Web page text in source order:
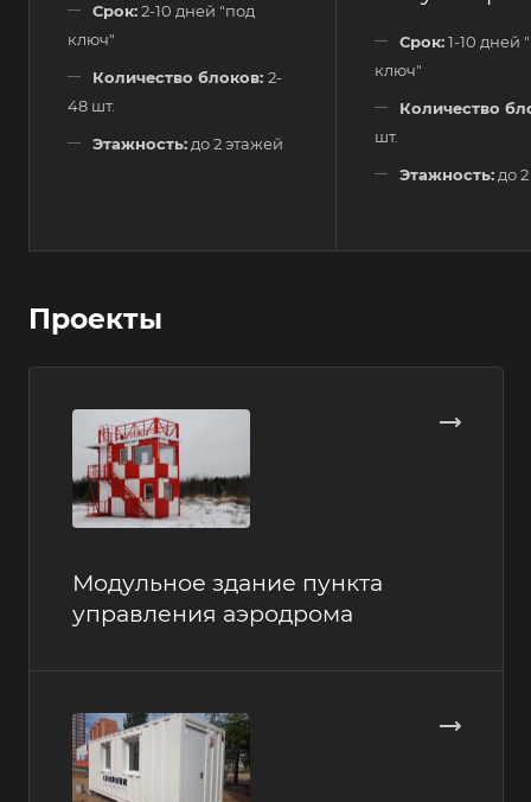
Срок:2-10 дней "под
ключ"
Количество блоков: 2-
48 шт.
Этажность: до 2 этажей
Срок:1-10 дней
ключ"
Количество
шт.
Этажность: до
Проекты
Модульное здание пункта
управления аэродрома